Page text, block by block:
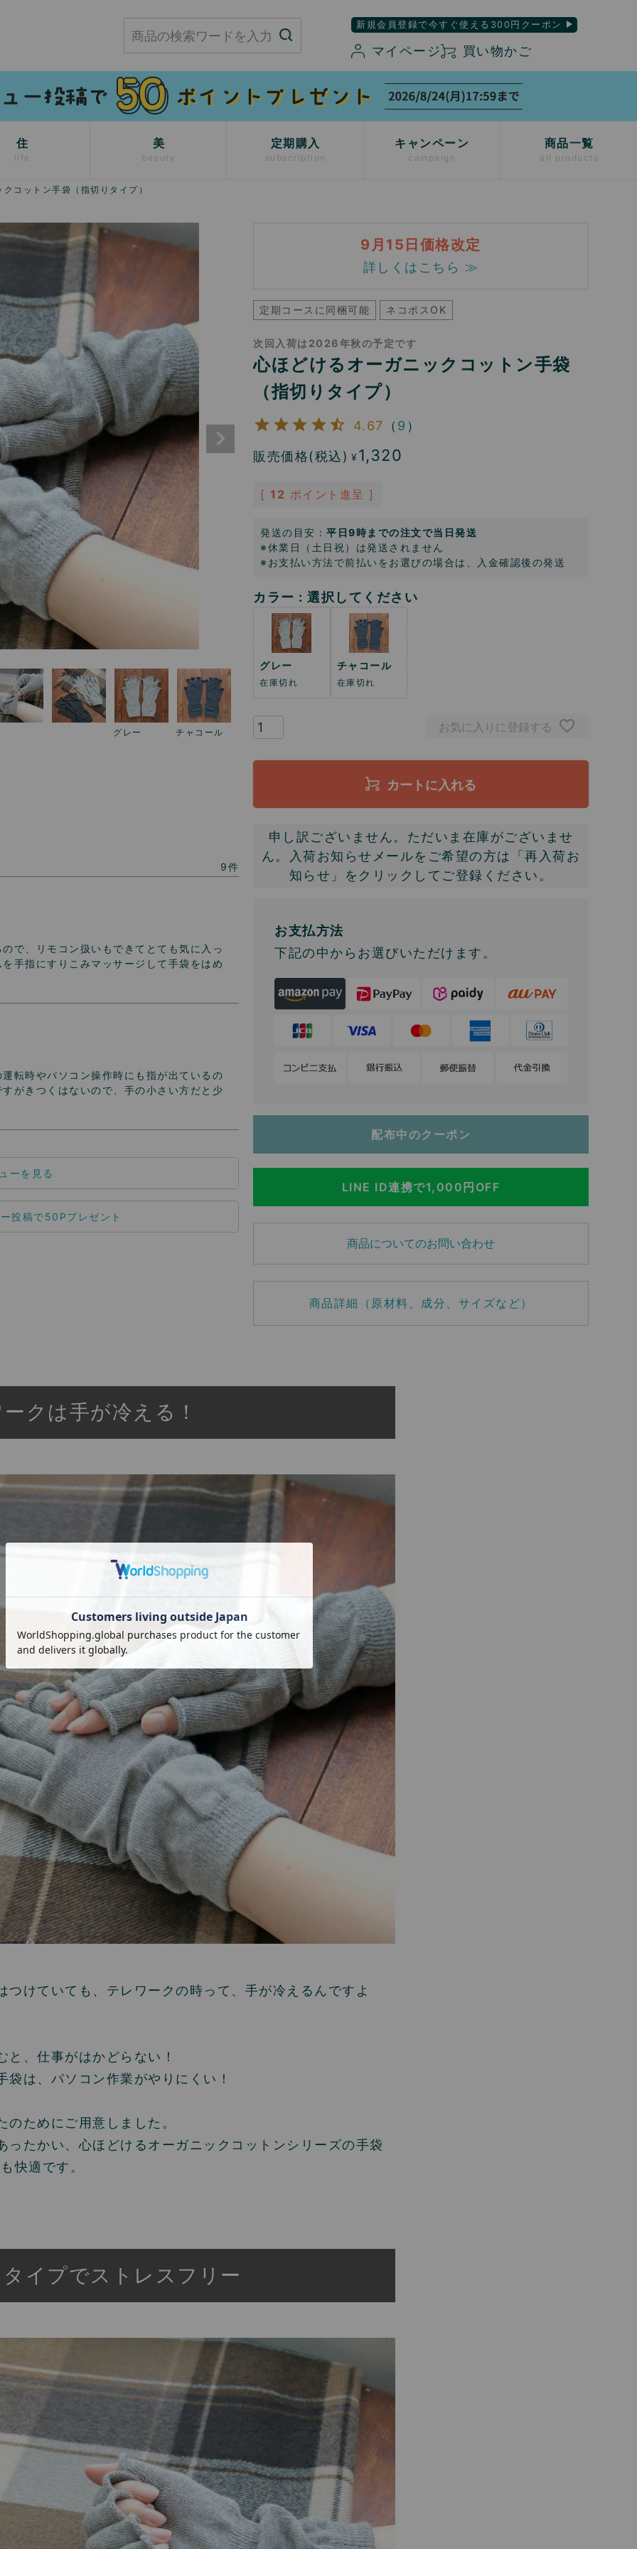
新規会員登録で今すぐ使える300円クーポン
マイページ 買い物かご
住
life
美
beauty
定期購入
subscription
キャンペーン
campaign
商品一覧
all products
コットン手袋（指切りタイプ）
グレー チャコール
9
で、リモコン扱いもできてとても気に入っ
手指にすりこみマッサージして手袋をはめ
転時やパソコン操作時にも指が出ているの
がきつくはないので、手の小さい方だと少
ーを見る
9月15日価格改定
詳しくはこちら ≫
定期コースに同梱可能 ネコポスOK
次回入荷は2026年秋の予定です
心ほどけるオーガニックコットン手袋
（指切りタイプ）
4.67 （ 9 ）
販売価格(税込) ¥ 1,320
[ 12 ポイント進呈 ]
発送の目安： 平日9時までの注文で当日発送
※休業日（土日祝）は発送されません
※お支払い方法で前払いをお選びの場合は、入金確認後の発送
カラー 選択してください
グレー
在庫切れ
チャコール
在庫切れ
お気に入りに登録する
カートに入れる
申し訳ございません。ただいま在庫がございませ
ん。入荷お知らせメールをご希望の方は「再入荷お
知らせ」をクリックしてご登録ください。
お支払方法
下記の中からお選びいただけます。
配布中のクーポン
LINE ID連携で1,000円OFF
商品についてのお問い合わせ
商品詳細（原材料、成分、サイズなど）
クは手が冷える！
つけていても、テレワークの時って、手が冷えるんですよ
と、仕事がはかどらない！
袋は、パソコン作業がやりにくい！
のためにご用意しました。
ったかい、心ほどけるオーガニックコットンシリーズの手袋
快適です。
イプでストレスフリー